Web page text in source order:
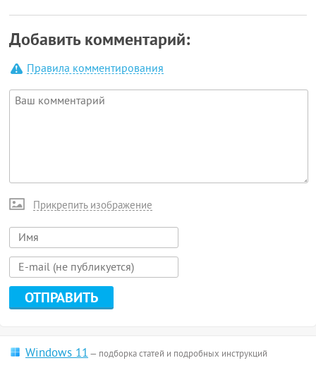
Добавить комментарий:
Правила комментирования
Прикрепить изображение
Windows 11— подборка статей и подробных инструкций